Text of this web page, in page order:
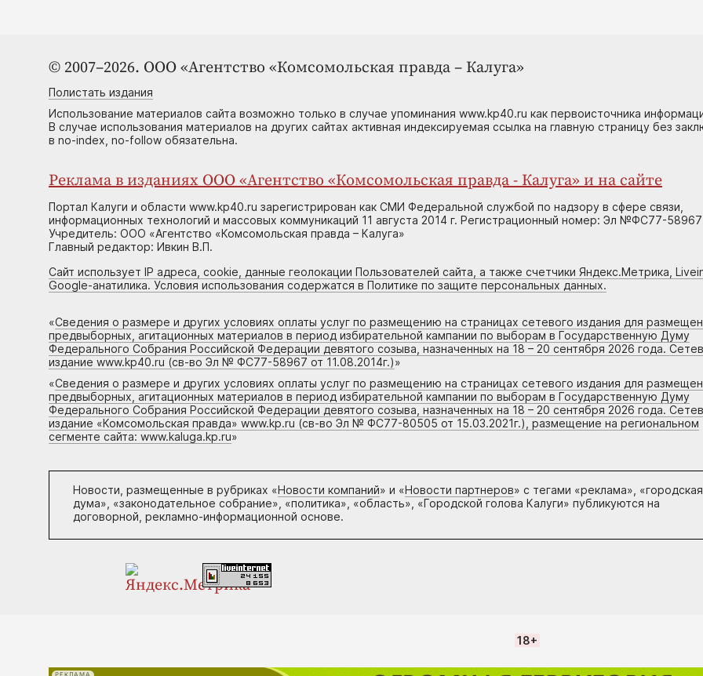
© 2007–2026. ООО «Агентство «Комсомольская правда – Калуга»
Полистать издания
Использование материалов сайта возможно только в случае упоминания www.kp40.ru как первоисточника
В случае использования материалов на других сайтах активная индексируемая ссылка на главную страницу без
в no-index, no-follow обязательна.
Реклама в изданиях ООО «Агентство «Комсомольская правда - Калуга» и на сайте
Портал Калуги и области www.kp40.ru зарегистрирован как СМИ Федеральной службой по надзору в сфере связи,
информационных технологий и массовых коммуникаций 11 августа 2014 г. Регистрационный номер: Эл №ФС77-58967
Учредитель: ООО «Агентство «Комсомольская правда – Калуга»
Главный редактор: Ивкин В.П.
Сайт использует IP адреса, cookie, данные геолокации Пользователей сайта, а также счетчики Яндекс.Метрика,
Google-анатилика. Условия использования содержатся в Политике по защите персональных данных.
«Сведения о размере и других условиях оплаты услуг по размещению на страницах сетевого издания для
предвыборных, агитационных материалов в период избирательной кампании по выборам в Государственную Думу
Федерального Собрания Российской Федерации девятого созыва, назначенных на 18 – 20 сентября 2026 года.
издание www.kp40.ru (св-во Эл № ФС77-58967 от 11.08.2014г.)»
«Сведения о размере и других условиях оплаты услуг по размещению на страницах сетевого издания для
предвыборных, агитационных материалов в период избирательной кампании по выборам в Государственную Думу
Федерального Собрания Российской Федерации девятого созыва, назначенных на 18 – 20 сентября 2026 года.
издание «Комсомольская правда» www.kp.ru (св-во Эл № ФС77-80505 от 15.03.2021г.), размещение на региональном
сегменте сайта: www.kaluga.kp.ru»
Новости, размещенные в рубриках «Новости компаний» и «Новости партнеров» с тегами «реклама», «городская
дума», «законодательное собрание», «политика», «область», «Городской голова Калуги» публикуются на
договорной, рекламно-информационной основе.
18+